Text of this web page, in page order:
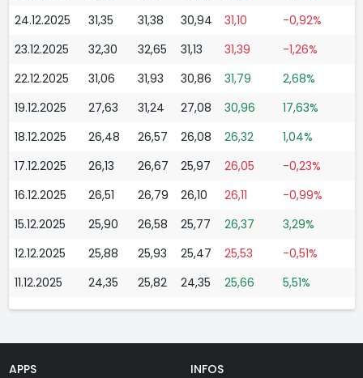
24.12.2025
31,35 31,38 30,94 31,10
-0,92%
23.12.2025
32,30 32,65 31,13 31,39
-1,26%
22.12.2025
31,06 31,93 30,86 31,79
2,68%
19.12.2025
27,63 31,24 27,08 30,96
17,63%
18.12.2025
26,48 26,57 26,08 26,32
1,04%
17.12.2025
26,13 26,67 25,97 26,05
-0,23%
16.12.2025
26,51 26,79 26,10 26,11
-0,99%
15.12.2025
25,90 26,58 25,77 26,37
3,29%
12.12.2025
25,88 25,93 25,47 25,53
-0,51%
11.12.2025
24,35 25,82 24,35 25,66 5,51%
APPS
INFOS